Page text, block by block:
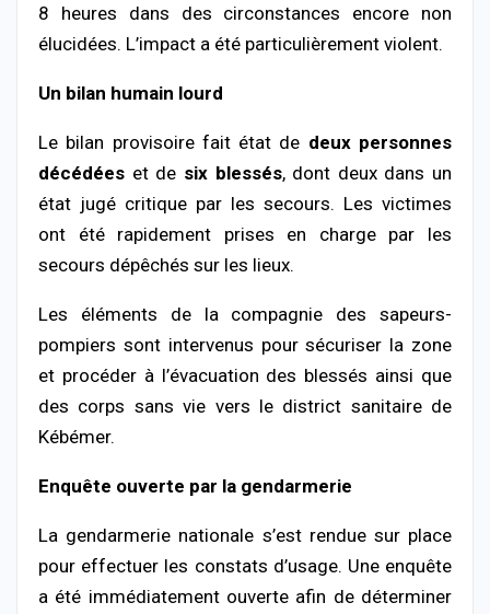
8 heures dans des circonstances encore non
élucidées. L’impact a été particulièrement violent.
Un bilan humain lourd
Le bilan provisoire fait état de deux personnes
décédées et de six blessés, dont deux dans un
état jugé critique par les secours. Les victimes
ont été rapidement prises en charge par les
secours dépêchés sur les lieux.
Les éléments de la compagnie des sapeurs-
pompiers sont intervenus pour sécuriser la zone
et procéder à l’évacuation des blessés ainsi que
des corps sans vie vers le district sanitaire de
Kébémer.
Enquête ouverte par la gendarmerie
La gendarmerie nationale s’est rendue sur place
pour effectuer les constats d’usage. Une enquête
a été immédiatement ouverte afin de déterminer